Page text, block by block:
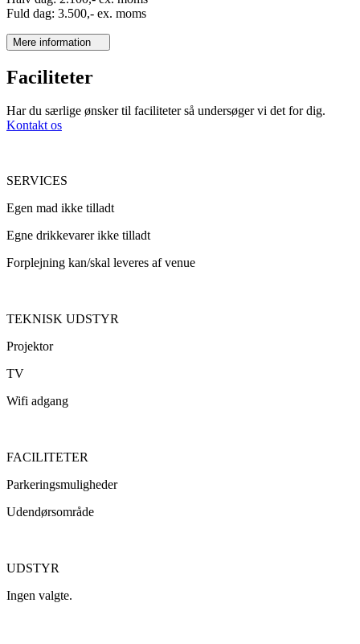
Fuld dag: 3.500,- ex. moms
Mere information
Faciliteter
Har du særlige ønsker til faciliteter så undersøger vi det for dig.
Kontakt os
SERVICES
Egen mad ikke tilladt
Egne drikkevarer ikke tilladt
Forplejning kan/skal leveres af venue
TEKNISK UDSTYR
Projektor
TV
Wifi adgang
FACILITETER
Parkeringsmuligheder
Udendørsområde
UDSTYR
Ingen valgte.